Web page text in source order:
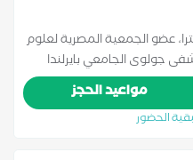
عضو الجمعية المصرية لعلوم
جولوى الجامعي بايرلندا
مواعيد الحجز
الحضور